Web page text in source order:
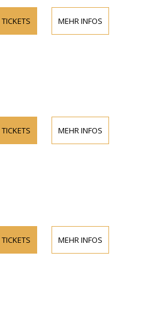
TICKETS MEHR INFOS
TICKETS MEHR INFOS
TICKETS MEHR INFOS